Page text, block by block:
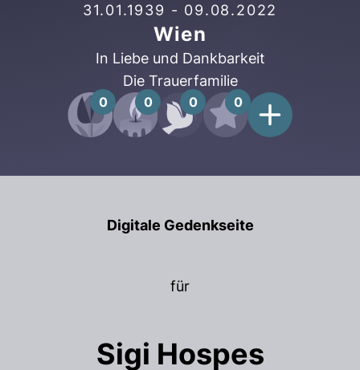
31.01.1939 - 09.08.2022
Wien
In Liebe und Dankbarkeit
Die Trauerfamilie
0 0 0 0
Digitale Gedenkseite
für
Sigi Hospes